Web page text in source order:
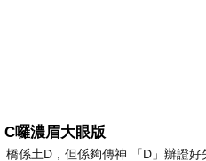
C囉濃眉大眼版
橋係土D，但係夠傳神 「D」辦證